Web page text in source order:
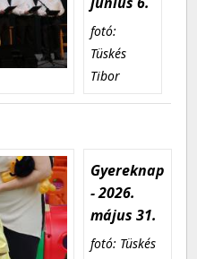
fotó:
Tüskés
Tibor
Gyereknap
- 2026.
május 31.
fotó: Tüskés